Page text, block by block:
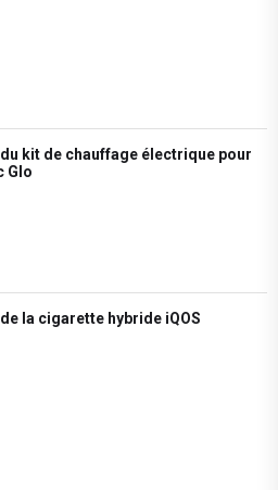
kit de chauffage électrique pour
Glo
la cigarette hybride iQOS